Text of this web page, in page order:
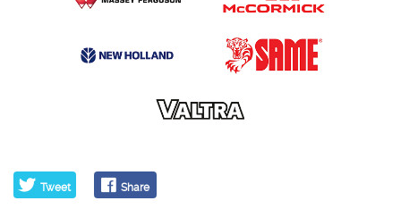
Tweet Share